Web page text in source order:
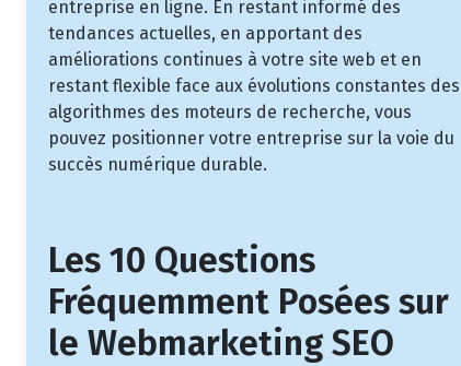
entreprise en ligne. En restant informé des
tendances actuelles, en apportant des
améliorations continues à votre site web et en
restant flexible face aux évolutions constantes des
algorithmes des moteurs de recherche, vous
pouvez positionner votre entreprise sur la voie du
succès numérique durable.
Les 10 Questions
Fréquemment Posées sur
le Webmarketing SEO